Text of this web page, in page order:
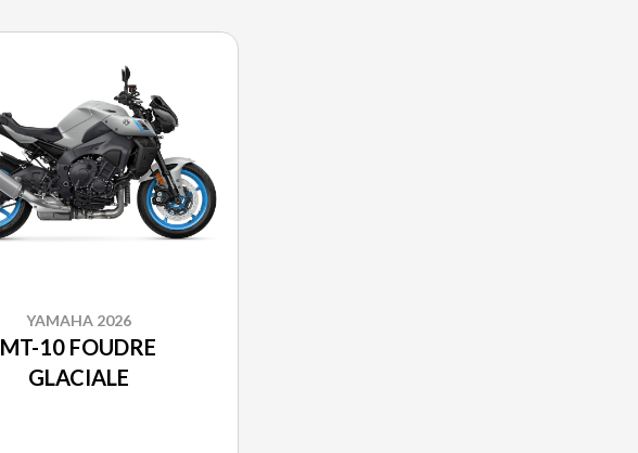
YAMAHA 2026
MT-10 FOUDRE
GLACIALE